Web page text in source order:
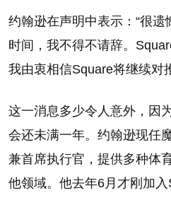
约翰逊在声明中表示：“很
时间，我不得不请辞。
我由衷相信Square将继续对
这一消息多少令人意外，因
会还未满一年。约翰逊现任
兼首席执行官，提供多种体
他领域。他去年6月才刚加入